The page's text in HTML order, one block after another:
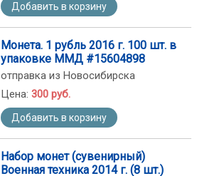
Добавить в корзину
Монета. 1 рубль 2016 г. 100 шт. в
упаковке ММД #15604898
отправка из Новосибирска
Цена: 300 руб.
Добавить в корзину
Набор монет (сувенирный)
Военная техника 2014 г. (8 шт.)